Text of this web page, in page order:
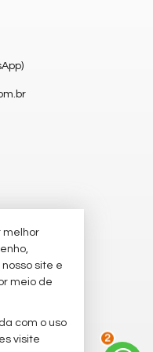
2
site e
meio de
com o uso
visite